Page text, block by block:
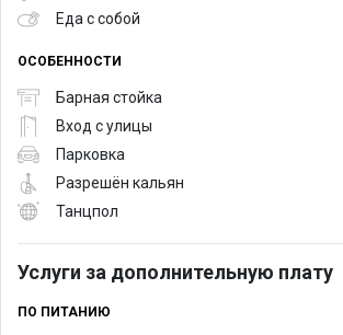
Еда с собой
ОСОБЕННОСТИ
Барная стойка
Вход с улицы
Парковка
Разрешён кальян
Танцпол
Услуги за дополнительную плату
ПО ПИТАНИЮ